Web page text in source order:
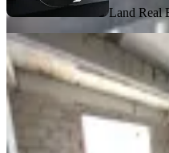
Land Real
BALKONLU
Kavaklı
Arakat
Manavgat,
110 m²